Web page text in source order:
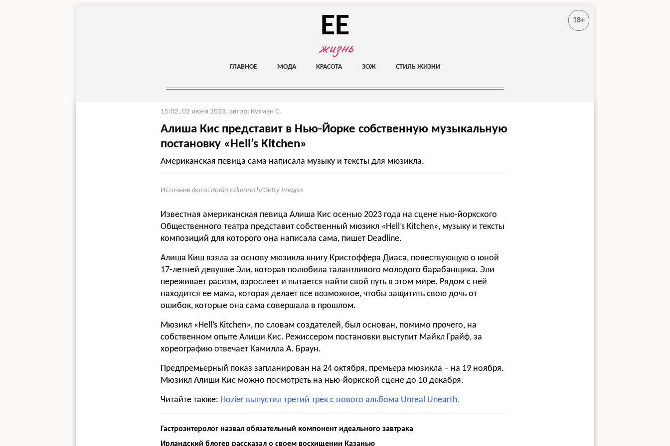
EE
жизнь
18+
ГЛАВНОЕ МОДА КРАСОТА ЗОЖ СТИЛЬ ЖИЗНИ
15:02, 02 июня 2023, автор: Кутман С.
Алиша Кис представит в Нью-Йорке собственную музыкальную
постановку «Hell’s Kitchen»
Американская певица сама написала музыку и тексты для мюзикла.
Источник фото: Rodin Eckenroth/Getty Images
Известная американская певица Алиша Кис осенью 2023 года на сцене нью-йоркского
Общественного театра представит собственный мюзикл «Hell’s Kitchen», музыку и тексты
композиций для которого она написала сама, пишет Deadline.
Алиша Киш взяла за основу мюзикла книгу Кристоффера Диаса, повествующую о юной
17-летней девушке Эли, которая полюбила талантливого молодого барабанщика. Эли
переживает расизм, взрослеет и пытается найти свой путь в этом мире. Рядом с ней
находится ее мама, которая делает все возможное, чтобы защитить свою дочь от
ошибок, которые она сама совершала в прошлом.
Мюзикл «Hell’s Kitchen», по словам создателей, был основан, помимо прочего, на
собственном опыте Алиши Кис. Режиссером постановки выступит Майкл Грайф, за
хореографию отвечает Камилла А. Браун.
Предпремьерный показ запланирован на 24 октября, премьера мюзикла – на 19 ноября.
Мюзикл Алиши Кис можно посмотреть на нью-йоркской сцене до 10 декабря.
Читайте также: Hozier выпустил третий трек с нового альбома Unreal Unearth.
Гастроэнтеролог назвал обязательный компонент идеального завтрака
Ирландский блогер рассказал о своем восхищении Казанью